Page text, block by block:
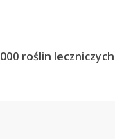
roślin leczniczych